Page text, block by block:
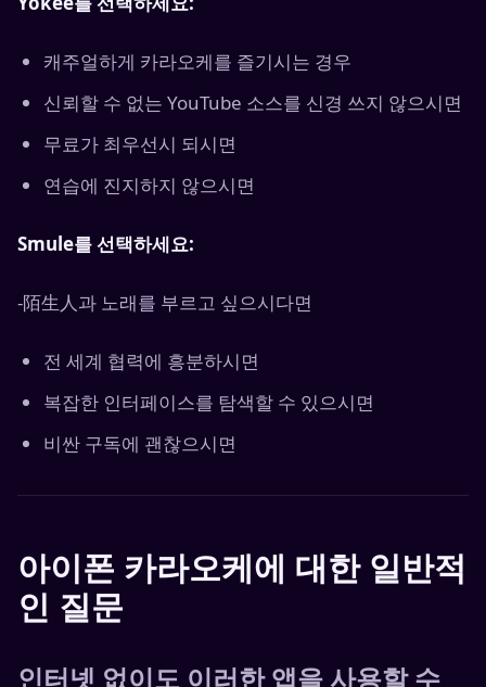
캐주얼하게 카라오케를 즐기시는 경우
신뢰할 수 없는 YouTube 소스를 신경 쓰지 않으시면
무료가 최우선시 되시면
연습에 진지하지 않으시면
Smule를 선택하세요:
-陌生人과 노래를 부르고 싶으시다면
전 세계 협력에 흥분하시면
복잡한 인터페이스를 탐색할 수 있으시면
비싼 구독에 괜찮으시면
아이폰 카라오케에 대한 일반적
인 질문
인터넷 없이도 이러한 앱을 사용할 수